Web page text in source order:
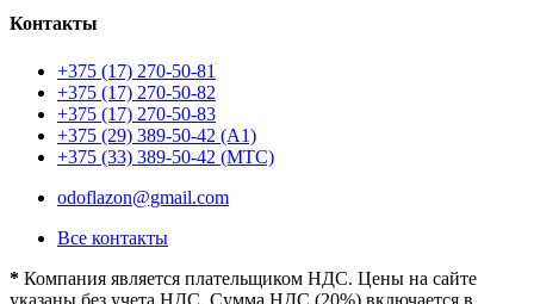
Контакты
+375 (17) 270-50-81
+375 (17) 270-50-82
+375 (17) 270-50-83
+375 (29) 389-50-42 (А1)
+375 (33) 389-50-42 (МТС)
odoflazon@gmail.com
Все контакты
* Компания является плательщиком НДС. Цены на сайте
указаны без учета НДС. Сумма НДС (20%) включается в